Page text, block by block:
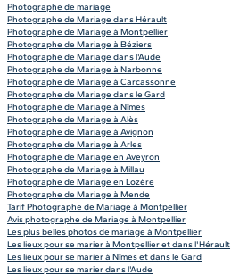
Photographe de mariage
Photographe de Mariage dans Hérault
Photographe de Mariage à Montpellier
Photographe de Mariage à Béziers
Photographe de Mariage dans l'Aude
Photographe de Mariage à Narbonne
Photographe de Mariage à Carcassonne
Photographe de Mariage dans le Gard
Photographe de Mariage à Nîmes
Photographe de Mariage à Alès
Photographe de Mariage à Avignon
Photographe de Mariage à Arles
Photographe de Mariage en Aveyron
Photographe de Mariage à Millau
Photographe de Mariage en Lozère
Photographe de Mariage à Mende
Tarif Photographe de Mariage à Montpellier
Avis photographe de Mariage à Montpellier
Les plus belles photos de mariage à Montpellier
Les lieux pour se marier à Montpellier et dans l'Hérault
Les lieux pour se marier à Nîmes et dans le Gard
Les lieux pour se marier dans l'Aude